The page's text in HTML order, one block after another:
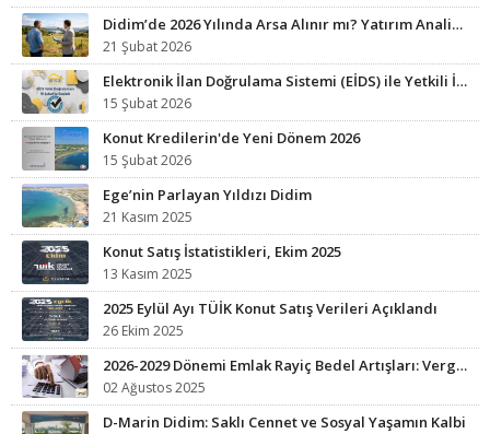
Didim’de 2026 Yılında Arsa Alınır mı? Yatırım Analizi ve Fırsat Bölgeleri
21 Şubat 2026
Elektronik İlan Doğrulama Sistemi (EİDS) ile Yetkili İlan Zorunluluğu Başladı.
15 Şubat 2026
Konut Kredilerin'de Yeni Dönem 2026
15 Şubat 2026
Ege’nin Parlayan Yıldızı Didim
21 Kasım 2025
Konut Satış İstatistikleri, Ekim 2025
13 Kasım 2025
2025 Eylül Ayı TÜİK Konut Satış Verileri Açıklandı
26 Ekim 2025
2026-2029 Dönemi Emlak Rayiç Bedel Artışları: Vergi Yükünüz Artabilir
02 Ağustos 2025
D-Marin Didim: Saklı Cennet ve Sosyal Yaşamın Kalbi